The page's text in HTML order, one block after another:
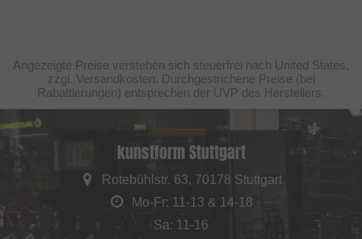
Angezeigte Preise verstehen sich steuerfrei nach United States,
zzgl. Versandkosten. Durchgestrichene Preise (bei
Rabattierungen) entsprechen der UVP des Herstellers.
kunstform Stuttgart
Rotebühlstr. 63, 70178 Stuttgart
Mo-Fr: 11-13 & 14-18
Sa: 11-16